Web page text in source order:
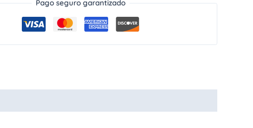
Pago seguro garantizado